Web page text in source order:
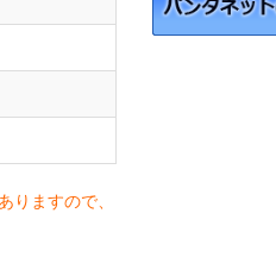
ますので、